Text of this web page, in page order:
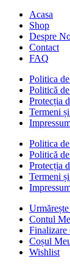
Acasa
Shop
Despre
Contact
FAQ
Politica
Politică
Protecția
Termeni
Politica
Politică
Protecția
Termeni
Contul
Finalizare
Coșul
Wishlist